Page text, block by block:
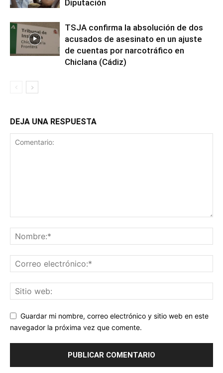
Diputación
TSJA confirma la absolución de dos
acusados de asesinato en un ajuste
de cuentas por narcotráfico en
Chiclana (Cádiz)
DEJA UNA RESPUESTA
Guardar mi nombre, correo electrónico y sitio web en este
navegador la próxima vez que comente.